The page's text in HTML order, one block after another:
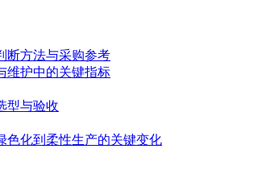
断方法与采购参考
维护中的关键指标
型与验收
色化到柔性生产的关键变化